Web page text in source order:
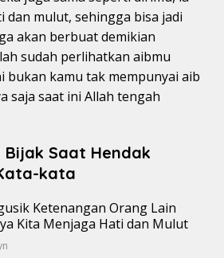
dan mulut, sehingga bisa jadi
akan berbuat demikian
sudah perlihatkan aibmu
bukan kamu tak mempunyai aib
saja saat ini Allah tengah
Bijak Saat Hendak
kata